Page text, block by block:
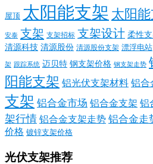
屋顶 太阳能支架 太阳
安泰 支架 支架招标 支架设计 柔性
清源科技 清源股份 清源股份支架 漂浮电站
架 跟踪系统 迈贝特 钢支架价格 钢支架走势
阳能支架 铝光伏支架材料 铝合
支架 铝合金市场 铝合金支架 铝
架行情 铝合金支架走势 铝合金走
价格 镀锌支架价格
光伏支架推荐